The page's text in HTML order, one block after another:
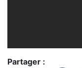
Partager :